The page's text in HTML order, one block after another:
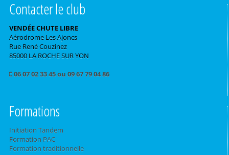
Contacter le club
VENDÉE CHUTE LIBRE
Aérodrome Les Ajoncs
Rue René Couzinez
85000 LA ROCHE SUR YON
06 07 02 33 45 ou 09 67 79 04 86
Formations
Initiation Tandem
Formation PAC
Formation traditionnelle